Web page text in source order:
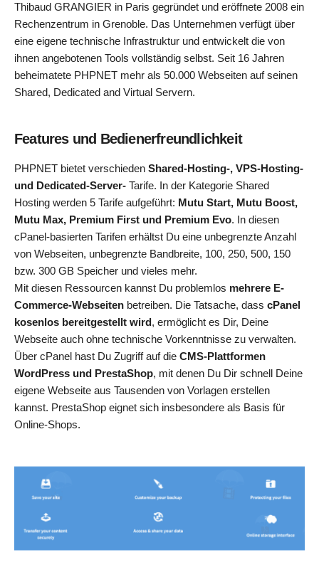
Thibaud GRANGIER in Paris gegründet und eröffnete 2008 ein
Rechenzentrum in Grenoble. Das Unternehmen verfügt über
eine eigene technische Infrastruktur und entwickelt die von
ihnen angebotenen Tools vollständig selbst. Seit 16 Jahren
beheimatete PHPNET mehr als 50.000 Webseiten auf seinen
Shared, Dedicated and Virtual Servern.
Features und Bedienerfreundlichkeit
PHPNET bietet verschieden Shared-Hosting-, VPS-Hosting-
und Dedicated-Server- Tarife. In der Kategorie Shared
Hosting werden 5 Tarife aufgeführt: Mutu Start, Mutu Boost,
Mutu Max, Premium First und Premium Evo. In diesen
cPanel-basierten Tarifen erhältst Du eine unbegrenzte Anzahl
von Webseiten, unbegrenzte Bandbreite, 100, 250, 500, 150
bzw. 300 GB Speicher und vieles mehr.
Mit diesen Ressourcen kannst Du problemlos mehrere E-
Commerce-Webseiten betreiben. Die Tatsache, dass cPanel
kosenlos bereitgestellt wird, ermöglicht es Dir, Deine
Webseite auch ohne technische Vorkenntnisse zu verwalten.
Über cPanel hast Du Zugriff auf die CMS-Plattformen
WordPress und PrestaShop, mit denen Du Dir schnell Deine
eigene Webseite aus Tausenden von Vorlagen erstellen
kannst. PrestaShop eignet sich insbesondere als Basis für
Online-Shops.